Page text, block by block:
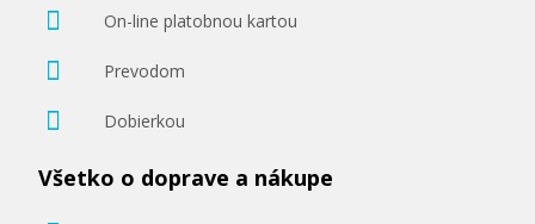
11,90 €
Sada originálných náplň Brother LC-980
On-line platobnou kartou
Prevodom
Dobierkou
Všetko o doprave a nákupe